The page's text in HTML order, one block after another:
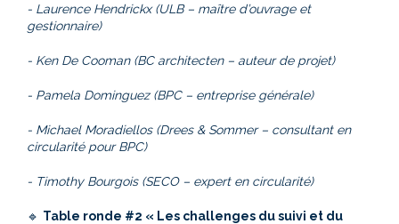
- Laurence Hendrickx (ULB – maître d’ouvrage et
gestionnaire)
- Ken De Cooman (BC architecten – auteur de projet)
- Pamela Dominguez (BPC – entreprise générale)
- Michael Moradiellos (Drees & Sommer – consultant en
circularité pour BPC)
- Timothy Bourgois (SECO – expert en circularité)
🔹 Table ronde #2 « Les challenges du suivi et du